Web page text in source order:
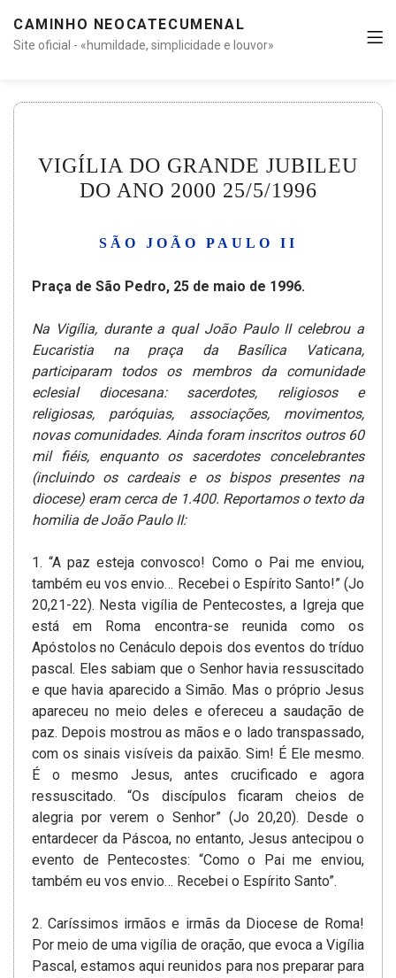
CAMINHO NEOCATECUMENAL
Site oficial - «humildade, simplicidade e louvor»
VIGÍLIA DO GRANDE JUBILEU
DO ANO 2000 25/5/1996
SÃO JOÃO PAULO II
Praça de São Pedro, 25 de maio de 1996.
Na Vigília, durante a qual João Paulo II celebrou a
Eucaristia na praça da Basílica Vaticana,
participaram todos os membros da comunidade
eclesial diocesana: sacerdotes, religiosos e
religiosas, paróquias, associações, movimentos,
novas comunidades. Ainda foram inscritos outros 60
mil fiéis, enquanto os sacerdotes concelebrantes
(incluindo os cardeais e os bispos presentes na
diocese) eram cerca de 1.400. Reportamos o texto da
homilia de João Paulo II:
1. “A paz esteja convosco! Como o Pai me enviou,
também eu vos envio… Recebei o Espírito Santo!” (Jo
20,21-22). Nesta vigília de Pentecostes, a Igreja que
está em Roma encontra-se reunida­ como os
Apóstolos no Cenáculo depois dos eventos do tríduo
pascal. Eles sabiam que o Senhor havia ressuscitado
e que havia aparecido a Simão. Mas o próprio Jesus
apareceu no meio deles e ofereceu a saudação de
paz. Depois mostrou as mãos e o lado transpassado,
com os sinais visíveis da paixão­. Sim! É Ele mesmo.
É o mesmo Jesus, antes crucificado e agora
ressuscitado. “Os discípulos ficaram cheios de
alegria por verem o Senhor” (Jo 20,20). Desde o
entardecer da Páscoa, no entanto, Jesus antecipou o
evento de Pentecostes: “Como o Pai me enviou,
também eu vos envio… Recebei o Espírito Santo”.
2. Caríssimos irmãos e irmãs da Diocese de Roma!
Por meio de uma vigília de oração, que evoca a Vigília
Pascal, estamos aqui reunidos para nos preparar para